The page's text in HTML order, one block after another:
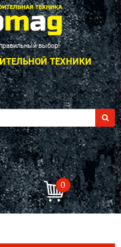
выбор!
ТЕХНИКИ
0